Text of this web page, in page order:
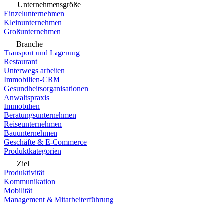
Unternehmensgröße
Einzelunternehmen
Kleinunternehmen
Großunternehmen
Branche
Transport und Lagerung
Restaurant
Unterwegs arbeiten
Immobilien-CRM
Gesundheitsorganisationen
Anwaltspraxis
Immobilien
Beratungsunternehmen
Reiseunternehmen
Bauunternehmen
Geschäfte & E-Commerce
Produktkategorien
Ziel
Produktivität
Kommunikation
Mobilität
Management & Mitarbeiterführung